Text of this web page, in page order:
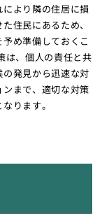
より隣の住居に損
住民にあるため、
め準備しておくこ
は、個人の責任と共
発見から迅速な対
まで、適切な対策
ります。